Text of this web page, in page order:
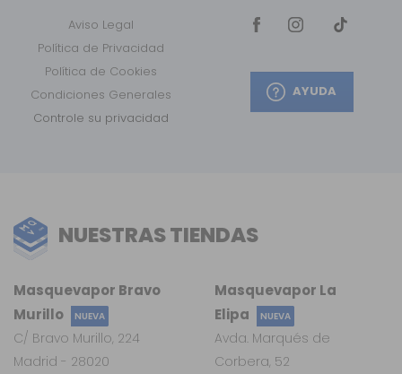
Aviso Legal
Política de Privacidad
Política de Cookies
Condiciones Generales
Controle su privacidad
AYUDA
NUESTRAS TIENDAS
Masquevapor La
Elipa
NUEVA
Avda. Marqués de
Corbera, 52
Masquevapor Bravo
Murillo
NUEVA
C/ Bravo Murillo, 224
Madrid - 28020